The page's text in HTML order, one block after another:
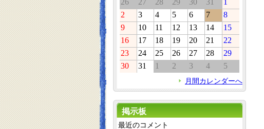
26
27 28 29 30 31
1
2
3 4 5 6 7
8
9
10 11 12 13 14
15
16
17 18 19 20 21
22
23
24 25 26 27 28
29
30
31 1 2 3 4 5
月間カレンダーへ
掲示板
最近のコメント